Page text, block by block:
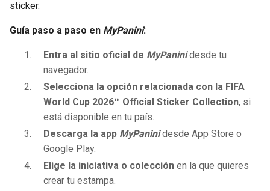
sticker.
Guía paso a paso en MyPanini:
Entra al sitio oficial de MyPaninidesde tu
navegador.
Selecciona la opción relacionada con la FIFA
World Cup 2026™ Official Sticker Collection, si
está disponible en tu país.
Descarga la app MyPaninidesde App Store o
Google Play.
Elige la iniciativa o colección en la que quieres
crear tu estampa.